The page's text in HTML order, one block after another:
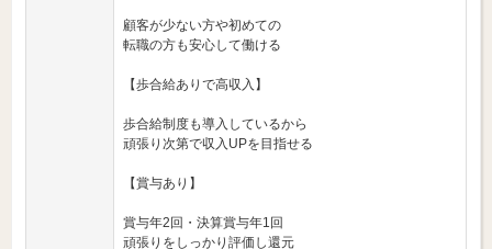
顧客が少ない方や初めての
転職の方も安心して働ける
【歩合給ありで高収入】
歩合給制度も導入しているから
頑張り次第で収入UPを目指せる
【賞与あり】
賞与年2回・決算賞与年1回
頑張りをしっかり評価し還元